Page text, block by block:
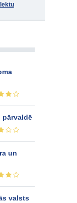
pārvaldē
un
valsts